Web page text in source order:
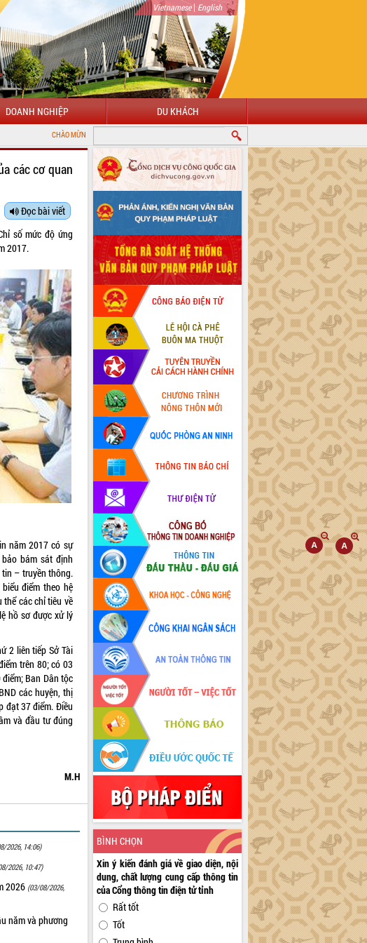
Vietnamese| English
DOANH NGHIỆP DU KHÁCH
CHÀO MỪNG ĐẾN VỚI CỔNG THÔNG TIN ĐIỆN TỬ TỈNH ĐẮK LẮK
các cơ quan
Đọc bài viết
số mức độ ứng
2017.
năm 2017 có sự
bám sát định
– truyền thông.
điểm theo hệ
các chỉ tiêu về
hồ sơ được xử lý
2 liên tiếp Sở Tài
trên 80; có 03
Ban Dân tộc
các huyện, thị
đạt 37 điểm. Điều
và đầu tư đúng
M.H
2026, 14:06)
2026, 10:47)
2026 (03/08/2026,
năm và phương
BÌNH CHỌN
Xin ý kiến đánh giá về giao diện, nội
dung, chất lượng cung cấp thông tin
của Cổng thông tin điện tử tỉnh
Rất tốt
Tốt